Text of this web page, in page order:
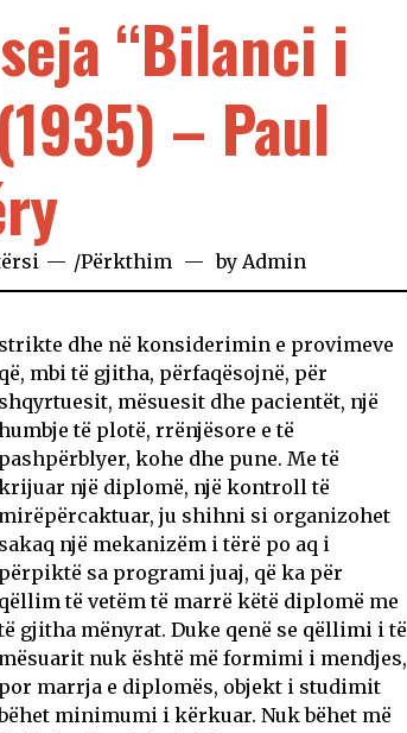
“Bilanci i
– Paul
/Përkthim by Admin
strikte dhe në konsiderimin e provimeve
që, mbi të gjitha, përfaqësojnë, për
shqyrtuesit, mësuesit dhe pacientët, një
të plotë, rrënjësore e të
pashpërblyer, kohe dhe pune. Me të
një diplomë, një kontroll të
mirëpërcaktuar, ju shihni si organizohet
sakaq një mekanizëm i tërë po aq i
përpiktë sa programi juaj, që ka për
qëllim të vetëm të marrë këtë diplomë me
gjitha mënyrat. Duke qenë se qëllimi i të
mësuarit nuk është më formimi i mendjes,
por marrja e diplomës, objekt i studimit
minimumi i kërkuar. Nuk bëhet më